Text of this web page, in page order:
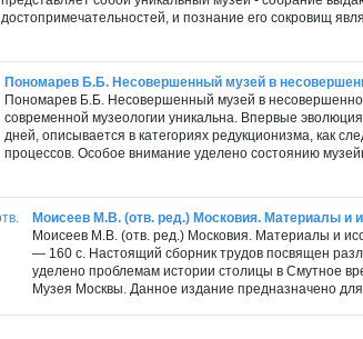
достопримечательностей, и познание его сокровищ
Пономарев Б.Б. Несовершенный музей в
Пономарев Б.Б. Несовершенный музей в
современной музеологии уникальна. Впервые
дней, описывается в категориях редукционизма, как
процессов. Особое внимание уделено состоянию
Моисеев М.В. (отв. ред.) Московия. Материалы и
Моисеев М.В. (отв. ред.) Московия. Материалы и
— 160 с. Настоящий сборник трудов посвящен
уделено проблемам истории столицы в Смутное
Музея Москвы. Данное издание предназначено для